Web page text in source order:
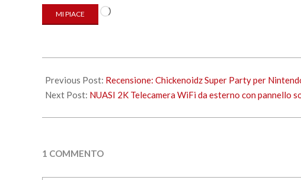
MI PIACE
Caricamento
08-
28
Previous Post: Recensione: Chickenoidz Super Party per
Next Post: NUASI 2K Telecamera WiFi da esterno con pannello
1 COMMENTO